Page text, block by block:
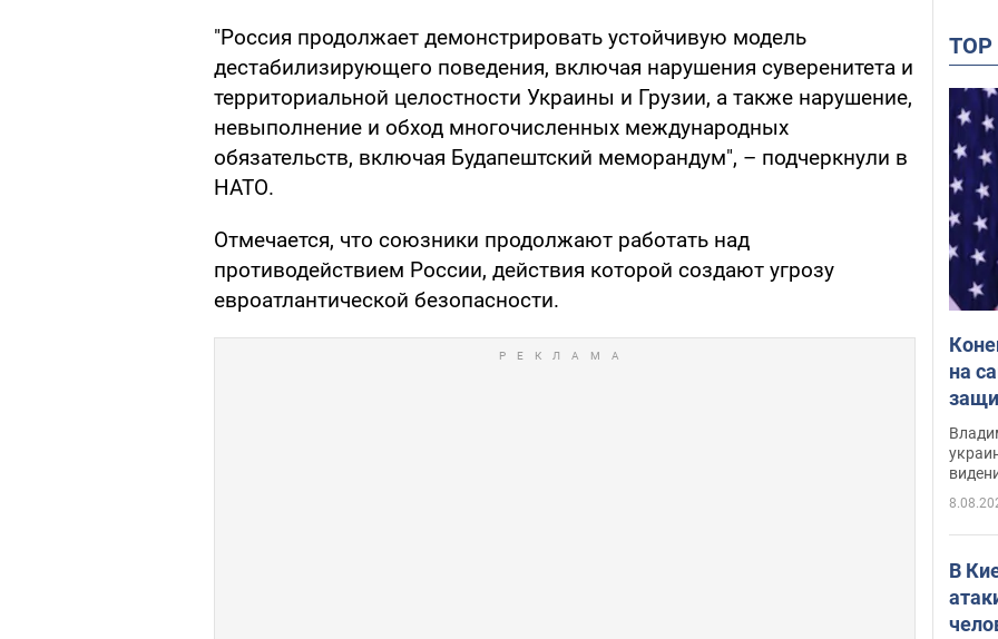
"Россия продолжает демонстрировать устойчивую модель
дестабилизирующего поведения, включая нарушения суверенитета и
территориальной целостности Украины и Грузии, а также нарушение,
невыполнение и обход многочисленных международных
обязательств, включая Будапештский меморандум", – подчеркнули в
НАТО.
Отмечается, что союзники продолжают работать над
противодействием России, действия которой создают угрозу
евроатлантической безопасности.
на
В